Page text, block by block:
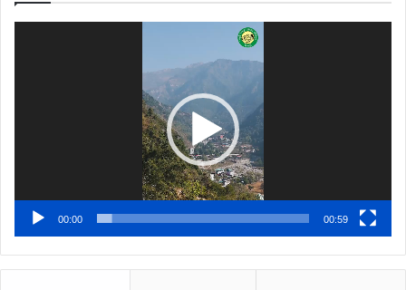
00:00 00:59